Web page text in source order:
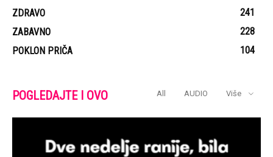
ZDRAVO
241
ZABAVNO
228
POKLON PRIČA
104
POGLEDAJTE I OVO All AUDIO Više